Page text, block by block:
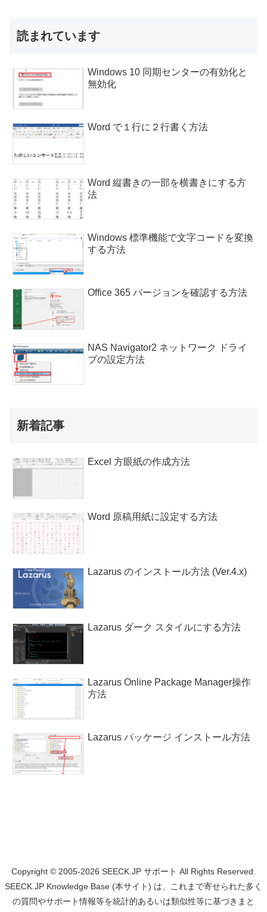
読まれています
Windows 10 同期センターの有効化と
無効化
Word で１行に２行書く方法
Word 縦書きの一部を横書きにする方
法
Windows 標準機能で文字コードを変換
する方法
Office 365 バージョンを確認する方法
NAS Navigator2 ネットワーク ドライ
ブの設定方法
新着記事
Excel 方眼紙の作成方法
Word 原稿用紙に設定する方法
Lazarus のインストール方法 (Ver.4.x)
Lazarus ダーク スタイルにする方法
Lazarus Online Package Manager操作
方法
Lazarus パッケージ インストール方法
Copyright © 2005-2026 SEECK.JP サポート All Rights Reserved.
SEECK.JP Knowledge Base (本サイト) は、これまで寄せられた多く
の質問やサポート情報等を統計的あるいは類似性等に基づきまと